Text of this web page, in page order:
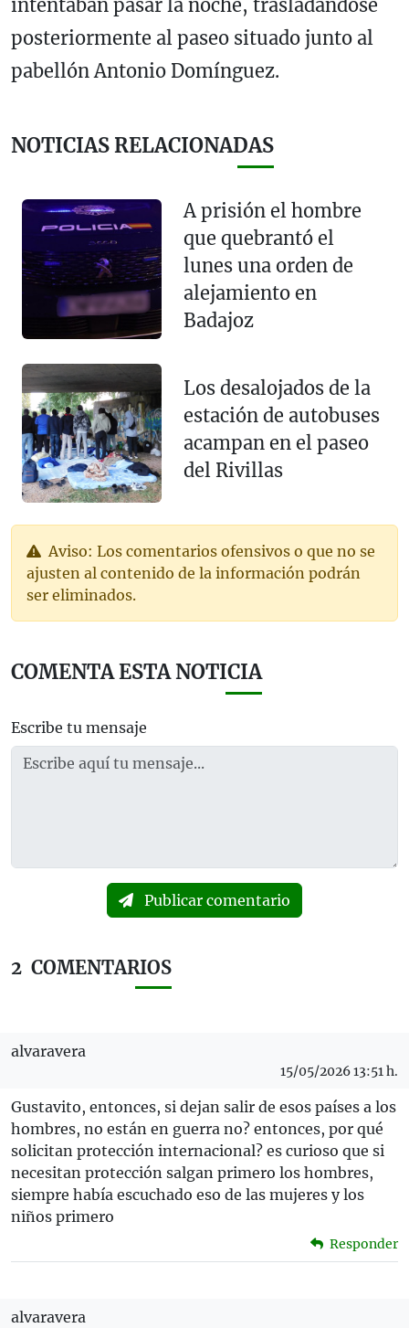
intentaban pasar la noche, trasladándose
posteriormente al paseo situado junto al
pabellón Antonio Domínguez.
NOTICIAS RELACIONADAS
A prisión el hombre
que quebrantó el
lunes una orden de
alejamiento en
Badajoz
Los desalojados de la
estación de autobuses
acampan en el paseo
del Rivillas
Aviso: Los comentarios ofensivos o que no se
ajusten al contenido de la información podrán
ser eliminados.
COMENTA ESTA NOTICIA
Escribe tu mensaje
Publicar comentario
2 COMENTARIOS
alvaravera
15/05/2026 13:51 h.
Gustavito, entonces, si dejan salir de esos países a los
hombres, no están en guerra no? entonces, por qué
solicitan protección internacional? es curioso que si
necesitan protección salgan primero los hombres,
siempre había escuchado eso de las mujeres y los
niños primero
Responder
alvaravera